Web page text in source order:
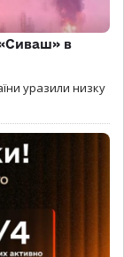
в
уразили низку